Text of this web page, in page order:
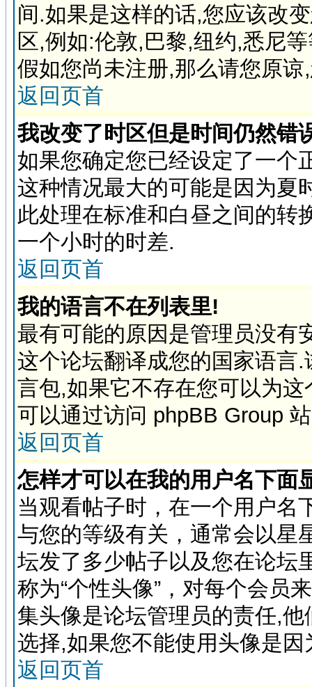
间.如果是这样的话,您应该改
区,例如:伦敦,巴黎,纽约,悉尼
假如您尚未注册,那么请您原
返回页首
我改变了时区但是时间仍然错
如果您确定您已经设定了一个
这种情况最大的可能是因为夏
此处理在标准和白昼之间的转
一个小时的时差.
返回页首
我的语言不在列表里!
最有可能的原因是管理员没有
这个论坛翻译成您的国家语言
言包,如果它不存在您可以为
可以通过访问 phpBB Group
返回页首
怎样才可以在我的用户名下面
当观看帖子时，在一个用户名
与您的等级有关，通常会以星
坛发了多少帖子以及您在论坛
称为“个性头像”，对每个会员
集头像是论坛管理员的责任,
选择,如果您不能使用头像是
返回页首